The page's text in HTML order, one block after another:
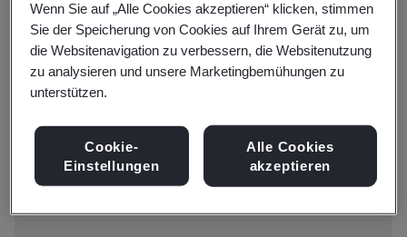
Verfügbar zur Buchung:
On-Demand-E-Learning
Check prices and book
Wenn Sie auf „Alle Cookies akzeptieren“ klicken, stimmen
Sie der Speicherung von Cookies auf Ihrem Gerät zu, um
die Websitenavigation zu verbessern, die Websitenutzung
zu analysieren und unsere Marketingbemühungen zu
unterstützen.
Cookie-
Einstellungen
Alle Cookies
akzeptieren